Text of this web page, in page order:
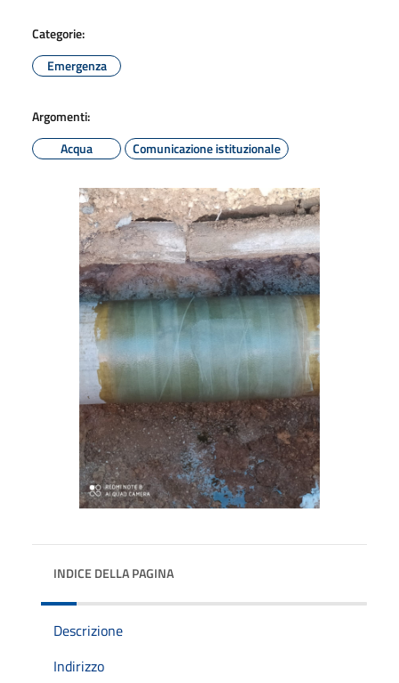
Categorie:
Emergenza
Argomenti:
Acqua
Comunicazione istituzionale
INDICE DELLA PAGINA
Descrizione
Indirizzo